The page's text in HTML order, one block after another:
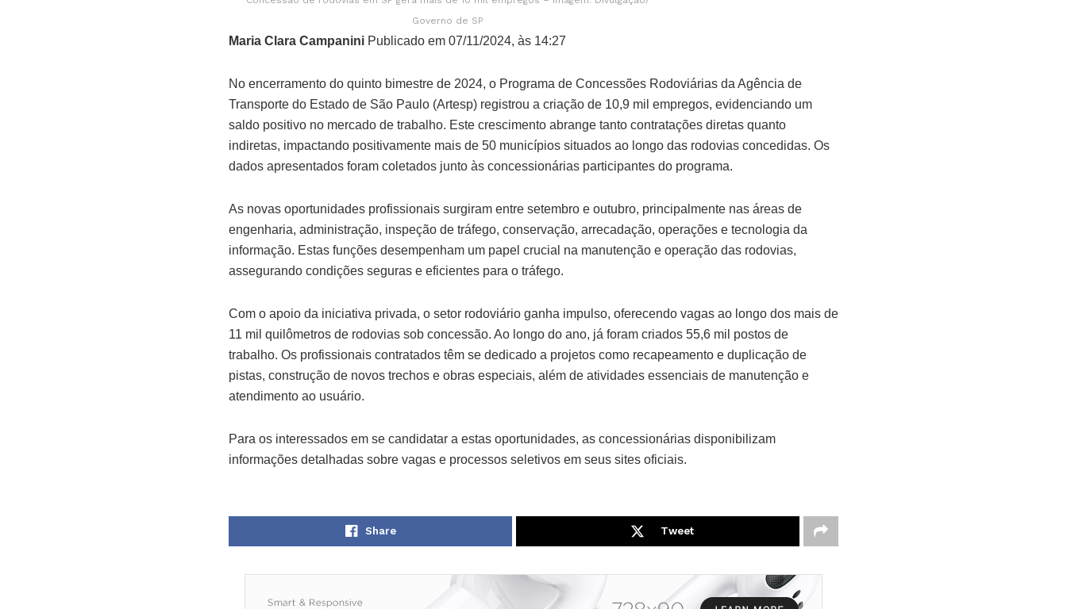
Governo de SP
Maria Clara Campanini Publicado em 07/11/2024, às 14:27
No encerramento do quinto bimestre de 2024, o Programa de Concessões Rodoviárias da Agência de
Transporte do Estado de São Paulo (Artesp) registrou a criação de 10,9 mil empregos, evidenciando um
saldo positivo no mercado de trabalho. Este crescimento abrange tanto contratações diretas quanto
indiretas, impactando positivamente mais de 50 municípios situados ao longo das rodovias concedidas. Os
dados apresentados foram coletados junto às concessionárias participantes do programa.
As novas oportunidades profissionais surgiram entre setembro e outubro, principalmente nas áreas de
engenharia, administração, inspeção de tráfego, conservação, arrecadação, operações e tecnologia da
informação. Estas funções desempenham um papel crucial na manutenção e operação das rodovias,
assegurando condições seguras e eficientes para o tráfego.
Com o apoio da iniciativa privada, o setor rodoviário ganha impulso, oferecendo vagas ao longo dos mais de
11 mil quilômetros de rodovias sob concessão. Ao longo do ano, já foram criados 55,6 mil postos de
trabalho. Os profissionais contratados têm se dedicado a projetos como recapeamento e duplicação de
pistas, construção de novos trechos e obras especiais, além de atividades essenciais de manutenção e
atendimento ao usuário.
Para os interessados em se candidatar a estas oportunidades, as concessionárias disponibilizam
informações detalhadas sobre vagas e processos seletivos em seus sites oficiais.
Share Tweet